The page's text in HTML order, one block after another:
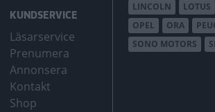
KUNDSERVICE
Läsarservice
Prenumera
Annonsera
Kontakt
Shop
LINCOLN
LOTUS
OPEL
ORA
SONO MOTORS